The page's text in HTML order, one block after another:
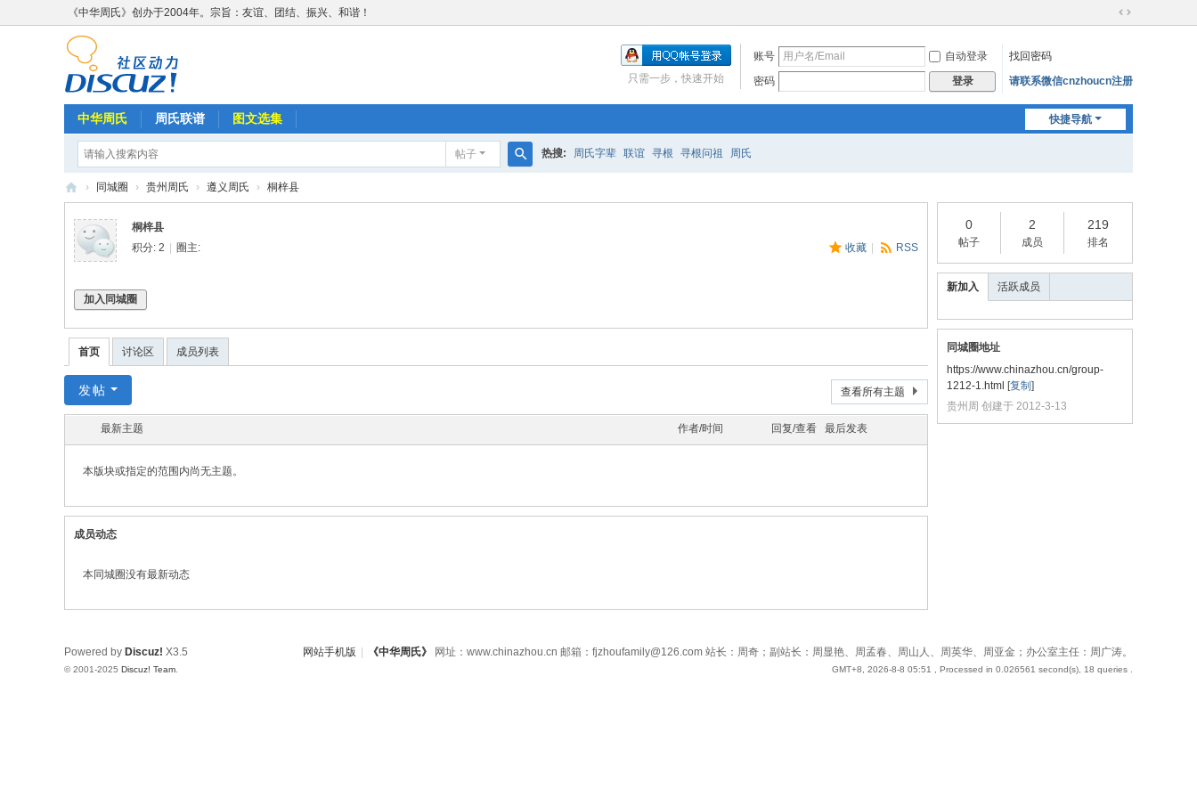
《中华周氏》创办于2004年。宗旨：友谊、团结、振兴、和谐！
切
宽
账号 自动登录
找回密码
密码
登录 请联系微信cnzhoucn注册
只需一步，快速开始
快捷导航
中华周氏 周氏联谱 图文选集
帖子
索
热搜: 周氏字辈 联谊 寻根 寻根问祖 周氏
中
华
周
》
w
w.
ch
：
› 同城圈 › 贵州周氏 › 遵义周氏 › 桐梓县
桐梓县
收藏
RSS
积分: 2 圈主:
加入同城圈
首页 讨论区 成员列表
查看所有主题
发帖
最新主题 作者/时间 回复/查看 最后发表
本版块或指定的范围内尚无主题。
成员动态
本同城圈没有最新动态
0
帖子
2
成员
219
排名
新加入 活跃成员
同城圈地址
https://www.chinazhou.cn/group-
1212-1.html [复制 ]
贵州周 创建于 2012-3-13
网站手机版 《中华周氏》 网址：www.chinazhou.cn 邮箱：fjzhoufamily@126.com 站长：周奇；副站长：周显艳、周孟春、周山人、周英华、周亚金；办公室主任：周广涛。
GMT+8, 2026-8-8 05:51 , Processed in 0.026561 second(s), 18 queries .
Powered by Discuz! X3.5
© 2001-2025 Discuz! Team